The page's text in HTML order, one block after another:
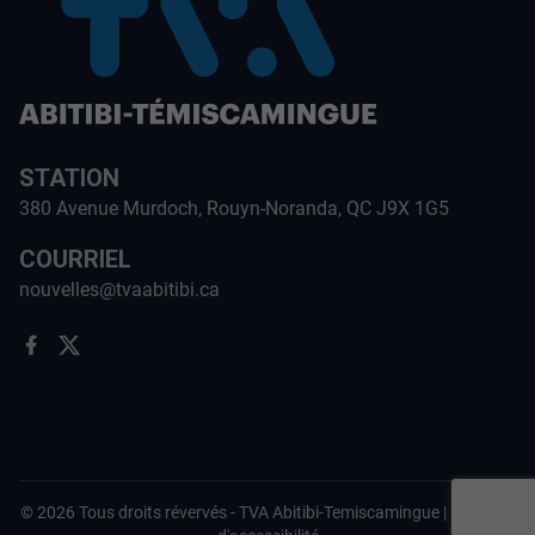
STATION
380 Avenue Murdoch, Rouyn-Noranda, QC J9X 1G5
COURRIEL
nouvelles@tvaabitibi.ca
© 2026 Tous droits révervés -TVA Abitibi-Temiscamingue |